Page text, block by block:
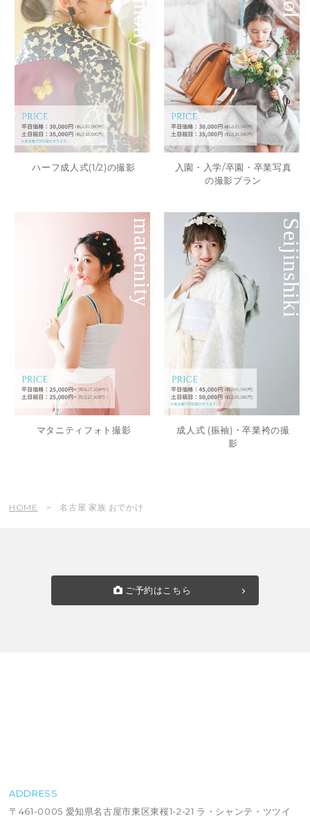
ハーフ成人式(1/2)の撮影
入園・入学/卒園・卒業写真
の撮影プラン
maternity
マタニティフォト撮影
Seijinshiki
成人式 (振袖)・卒業袴の撮
影
HOME 名古屋 家族 おでかけ
ご予約はこちら
ADDRESS
〒461-0005 愛知県名古屋市東区東桜1-2-21 ラ・シャンテ・ツツイ